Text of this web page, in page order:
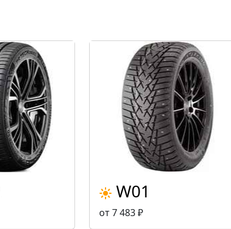
W01
от 7 483 ₽